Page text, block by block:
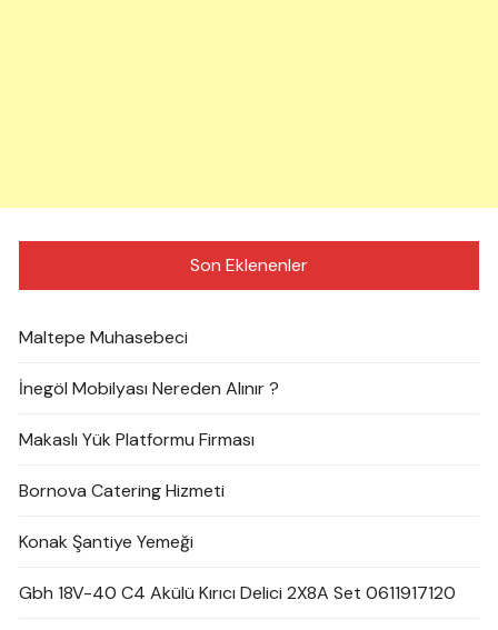
Son Eklenenler
Maltepe Muhasebeci
İnegöl Mobilyası Nereden Alınır ?
Makaslı Yük Platformu Firması
Bornova Catering Hizmeti
Konak Şantiye Yemeği
Gbh 18V-40 C4 Akülü Kırıcı Delici 2X8A Set 0611917120